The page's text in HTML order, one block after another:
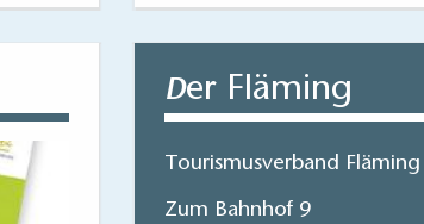
Der Fläming
Tourismusverband Fläming
Zum Bahnhof 9